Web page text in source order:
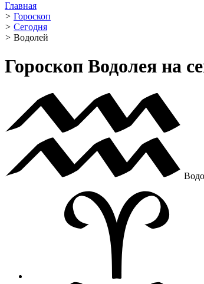
Главная
> Гороскоп
> Сегодня
> Водолей ️
Гороскоп Водолея на